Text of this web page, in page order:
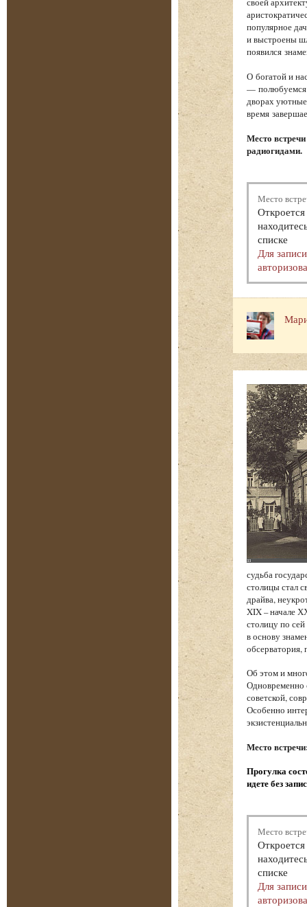
популярное
и выстроены
появился
О богатой и
— полюбуемся
дворах
время
Место
радиогидами.
Место
списке
Для
судьба
столицы стал
драйва,
XIX – начале
столицу по
в основу
обсерватория,
Об этом и
Одновременно
советской,
Особенно
Место
Прогулка
идете без
Место
списке
Для